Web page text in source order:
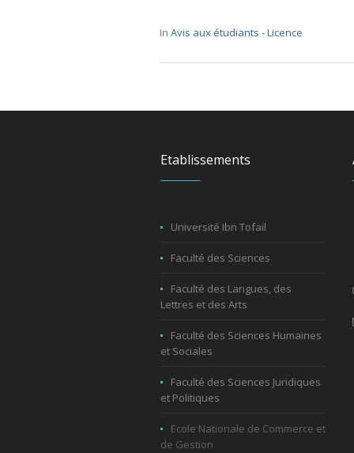
In Avis aux étudiants - Licence
Etablissements
Université Ibn Tofail
Faculté des Sciences
Faculté des Langues, des
Lettres et des Arts
Faculté des Sciences Humaines
et Sociales
Faculté des Sciences Juridiques
et Politiques
Ecole Nationale de Commerce et
de Gestion